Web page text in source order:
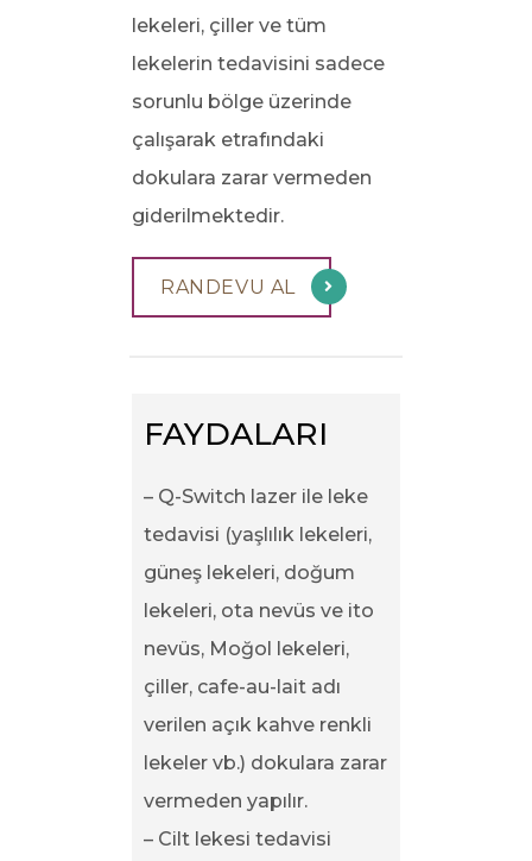
lekeleri, çiller ve tüm
lekelerin tedavisini sadece
sorunlu bölge üzerinde
çalışarak etrafındaki
dokulara zarar vermeden
giderilmektedir.
RANDEVU AL
FAYDALARI
– Q-Switch lazer ile leke
tedavisi (yaşlılık lekeleri,
güneş lekeleri, doğum
lekeleri, ota nevüs ve ito
nevüs, Moğol lekeleri,
çiller, cafe-au-lait adı
verilen açık kahve renkli
lekeler vb.) dokulara zarar
vermeden yapılır.
– Cilt lekesi tedavisi